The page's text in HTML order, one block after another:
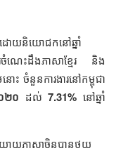
ោយនិយោជកនៅឆ្នាំ
ចំណេះដឹងភាសាខ្មែរ និង
ចំនួនការងារនៅកម្ពុជា
២០ ដល់7.31% នៅឆ្នាំ
រនិយាយភាសាចិនបានថយ